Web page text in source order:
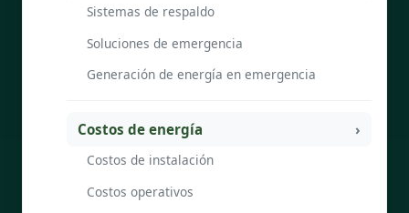
Sistemas de respaldo
Soluciones de emergencia
Generación de energía en emergencia
Costos de energía
Costos de instalación
Costos operativos